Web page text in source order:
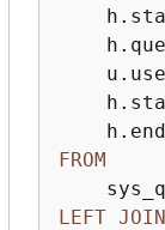
FROM
LEFT JOIN